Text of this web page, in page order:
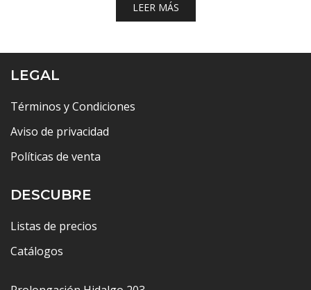
LEER MÁS
LEGAL
Términos y Condiciones
Aviso de privacidad
Políticas de venta
DESCUBRE
Listas de precios
Catálogos